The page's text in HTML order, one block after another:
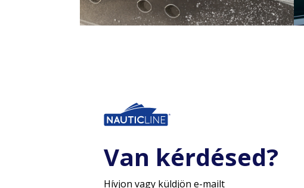
Van kérdésed?
Hívjon vagy küldjön e-mailt